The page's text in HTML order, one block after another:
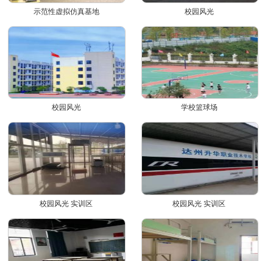
示范性虚拟仿真基地 校园风光
校园风光 学校篮球场
校园风光 实训区 校园风光 实训区